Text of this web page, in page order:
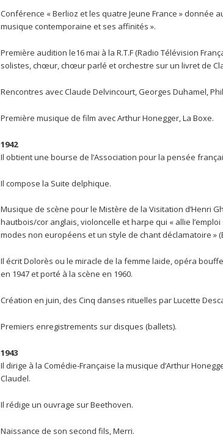
Conférence « Berlioz et les quatre Jeune France » donnée
musique contemporaine et ses affinités ».
Première audition le16 mai à la R.T.F (Radio Télévision
solistes, chœur, chœur parlé et orchestre sur un livret de
Rencontres avec Claude Delvincourt, Georges Duhamel,
Première musique de film avec Arthur Honegger, La Boxe.
1942
Il obtient une bourse de l’Association pour la pensée
Il compose la Suite delphique.
Musique de scène pour le Mistère de la Visitation d’Henri
hautbois/cor anglais, violoncelle et harpe qui « allie
modes non européens et un style de chant déclamatoire »
Il écrit Dolorès ou le miracle de la femme laide, opéra
en 1947 et porté à la scène en 1960.
Création en juin, des Cinq danses rituelles par Lucette
Premiers enregistrements sur disques (ballets).
1943
Il dirige à la Comédie-Française la musique d’Arthur
Claudel.
Il rédige un ouvrage sur Beethoven.
Naissance de son second fils, Merri.